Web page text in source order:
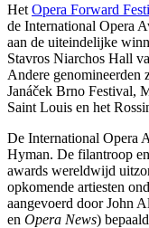
Het Opera Forward
de International Opera
aan de uiteindelijke
Stavros Niarchos Hall
Andere
Janáček Brno Festival,
Saint Louis en het
De International Opera
Hyman. De filantroop
awards wereldwijd
opkomende artiesten
aangevoerd door John
en Opera News)